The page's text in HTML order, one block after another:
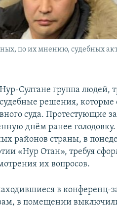
по их мнению, судебных
Нур-Султане группа
решения,
суда. Протестующие
днём ранее
районов страны, в
«Нур Отан», требуя
их вопросов.
в конференц-
в помещении